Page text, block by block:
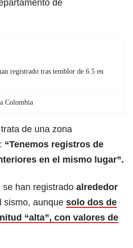
de
registrado tras temblor de 6.5 en
Colombia
de una zona
“Tenemos registros de
en el mismo lugar”.
han registrado alrededor
sismo, aunque solo dos de
“alta”, con valores de